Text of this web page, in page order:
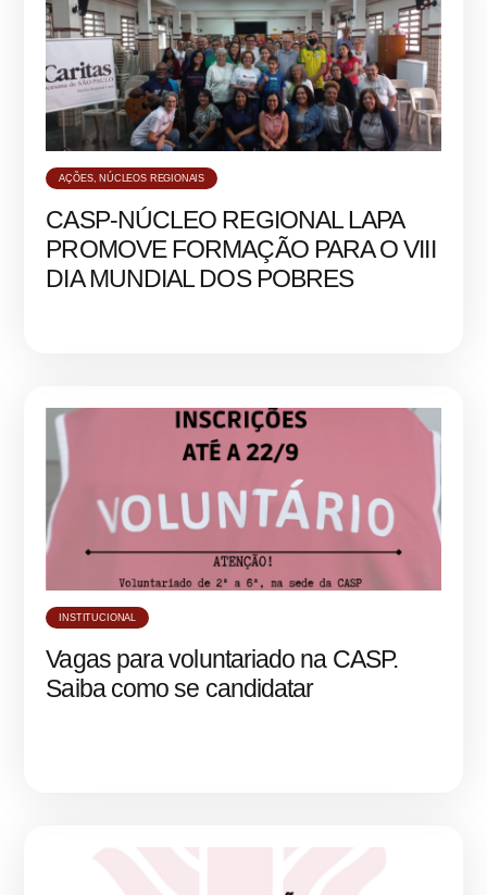
AÇÕES, NÚCLEOS REGIONAIS
CASP-NÚCLEO REGIONAL LAPA
PROMOVE FORMAÇÃO PARA O VIII
DIA MUNDIAL DOS POBRES
INSTITUCIONAL
Vagas para voluntariado na CASP.
Saiba como se candidatar